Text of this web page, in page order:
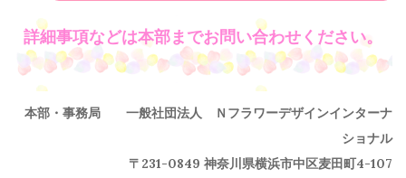
詳細事項などは本部までお問い合わせください。
本部・事務局
一般社団法人 Ｎフラワーデザインインターナ
ショナル
〒231-0849 神奈川県横浜市中区麦田町4-107